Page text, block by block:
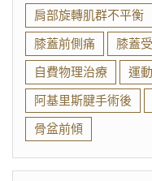
肩部旋轉肌群不平衡
膝蓋前側痛
膝蓋
自費物理治療
運
阿基里斯腱手術後
骨盆前傾